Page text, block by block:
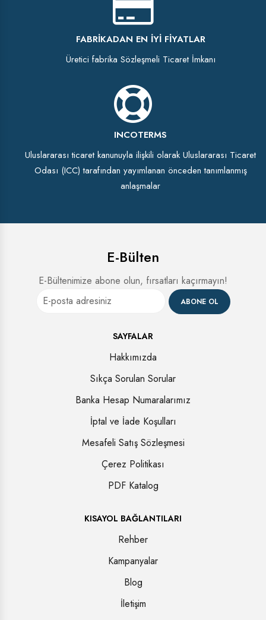
FABRIKADAN EN İYI FIYATLAR
Üretici fabrika Sözleşmeli Ticaret İmkanı
INCOTERMS
Uluslararası ticaret kanunuyla ilişkili olarak Uluslararası Ticaret
Odası (ICC) tarafından yayımlanan önceden tanımlanmış
anlaşmalar
E-Bülten
E-Bültenimize abone olun, fırsatları kaçırmayın!
ABONE OL
SAYFALAR
Hakkımızda
Sıkça Sorulan Sorular
Banka Hesap Numaralarımız
İptal ve İade Koşulları
Mesafeli Satış Sözleşmesi
Çerez Politikası
PDF Katalog
KISAYOL BAĞLANTILARI
Rehber
Kampanyalar
Blog
İletişim